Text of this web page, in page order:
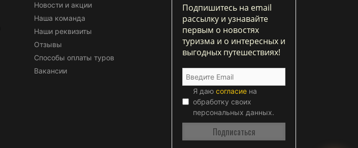
Новости и акции
Наша команда
Наши реквизиты
Отзывы
Способы оплаты туров
Вакансии
Подпишитесь на email
рассылку и узнавайте
первым о новостях
туризма и о интересных и
выгодных путешествиях!
Я даю согласие на
обработку своих
персональных данных.